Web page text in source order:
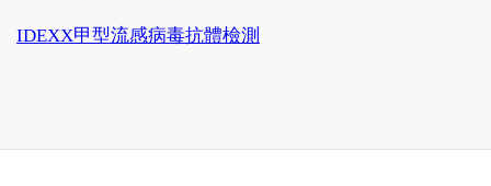
IDEXX甲型流感病毒抗體檢測